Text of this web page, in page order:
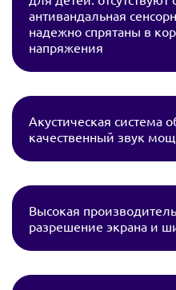
антивандальная
надежно спрятаны в
напряжения
Акустическая система
качественный звук
Высокая
разрешение экрана и